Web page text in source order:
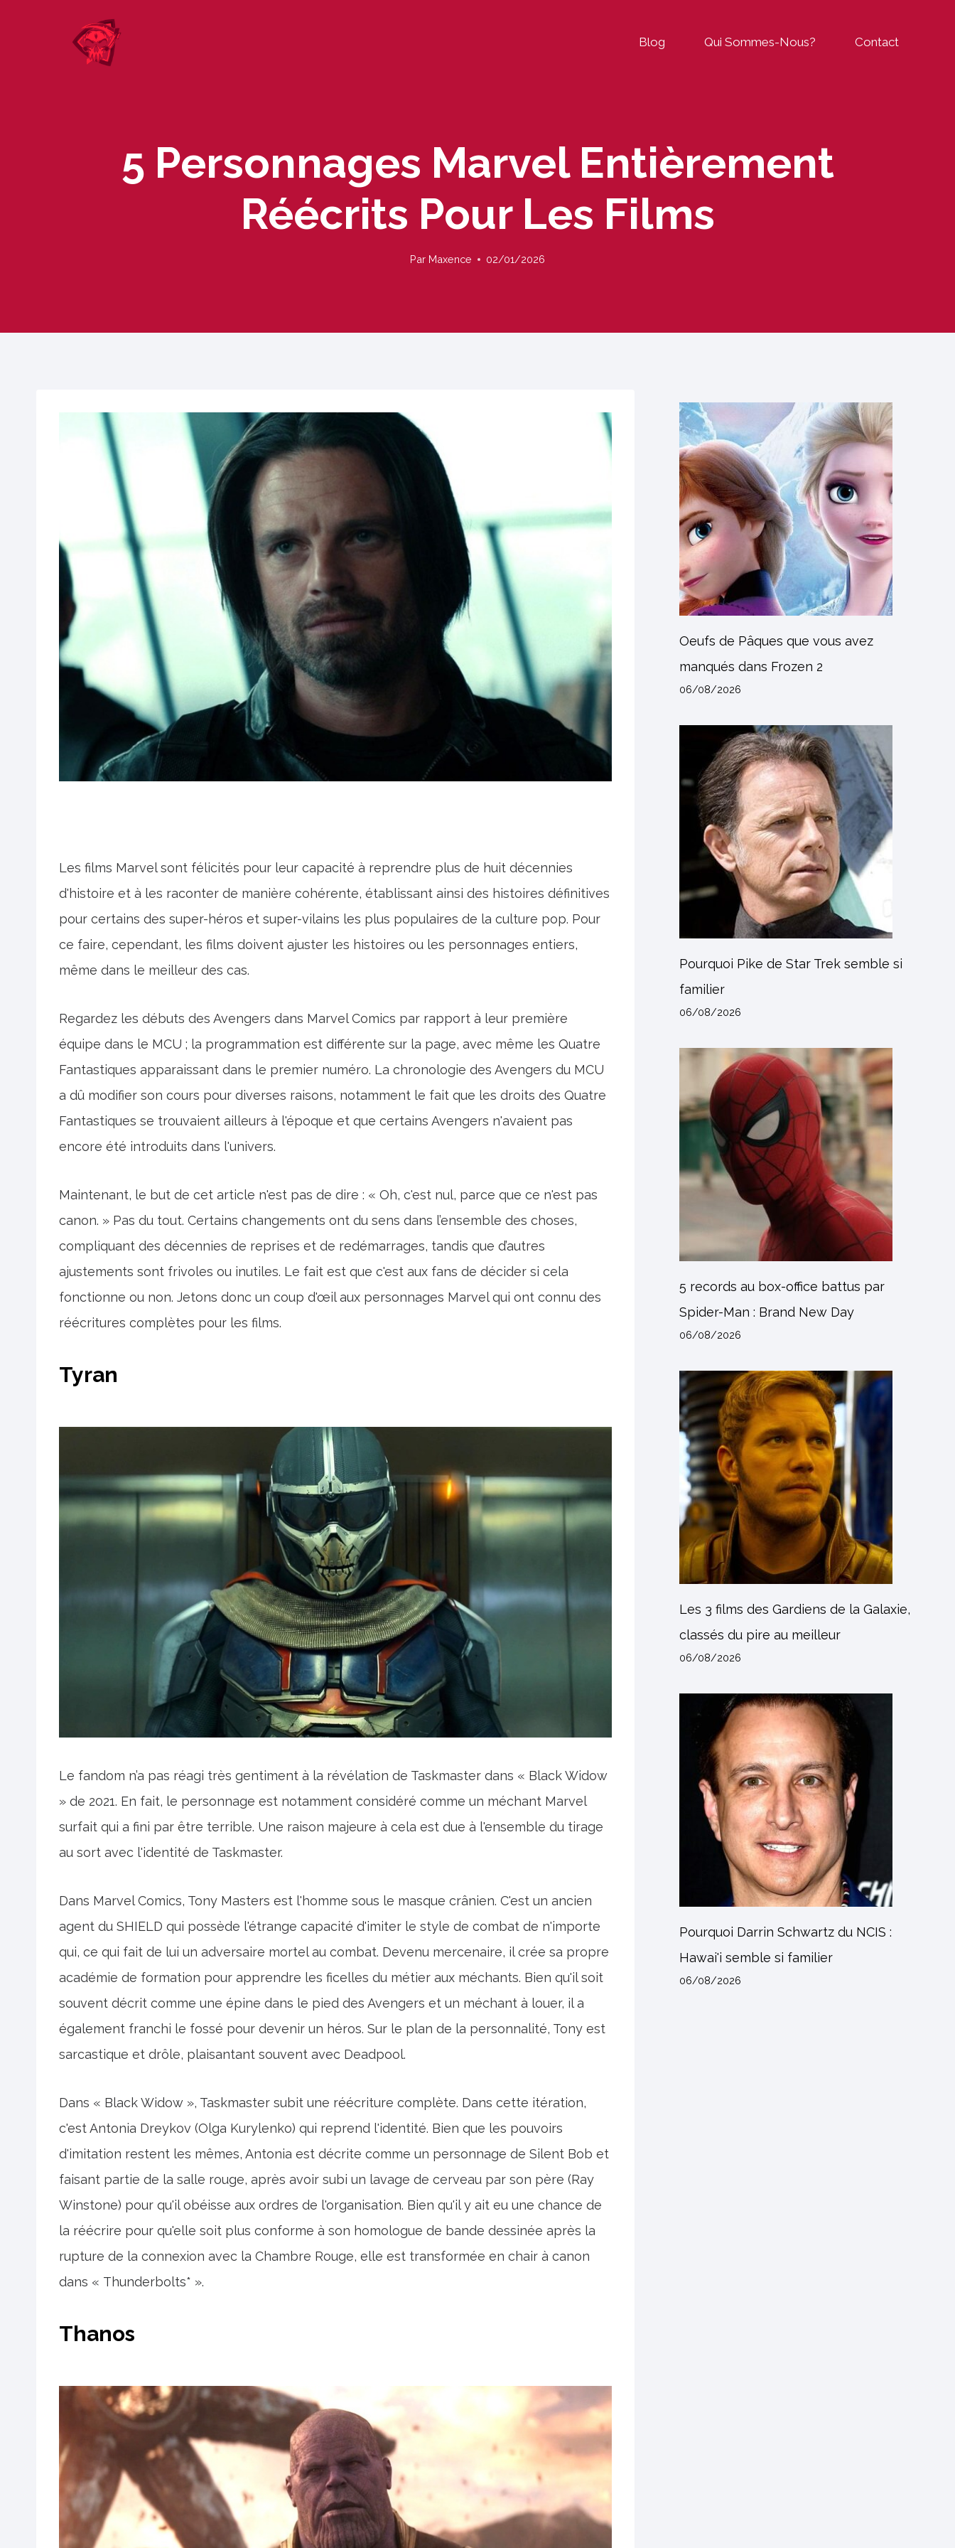
Blog Qui Sommes-Nous? Contact
5 Personnages Marvel Entièrement
Réécrits Pour Les Films
Par Maxence 02/01/2026
Les films Marvel sont félicités pour leur capacité à reprendre plus de huit décennies
d'histoire et à les raconter de manière cohérente, établissant ainsi des histoires définitives
pour certains des super-héros et super-vilains les plus populaires de la culture pop. Pour
ce faire, cependant, les films doivent ajuster les histoires ou les personnages entiers,
même dans le meilleur des cas.
Regardez les débuts des Avengers dans Marvel Comics par rapport à leur première
équipe dans le MCU ; la programmation est différente sur la page, avec même les Quatre
Fantastiques apparaissant dans le premier numéro. La chronologie des Avengers du MCU
a dû modifier son cours pour diverses raisons, notamment le fait que les droits des Quatre
Fantastiques se trouvaient ailleurs à l'époque et que certains Avengers n'avaient pas
encore été introduits dans l'univers.
Maintenant, le but de cet article n'est pas de dire : « Oh, c'est nul, parce que ce n'est pas
canon. » Pas du tout. Certains changements ont du sens dans l’ensemble des choses,
compliquant des décennies de reprises et de redémarrages, tandis que d’autres
ajustements sont frivoles ou inutiles. Le fait est que c'est aux fans de décider si cela
fonctionne ou non. Jetons donc un coup d'œil aux personnages Marvel qui ont connu des
réécritures complètes pour les films.
Tyran
Le fandom n’a pas réagi très gentiment à la révélation de Taskmaster dans « Black Widow
» de 2021. En fait, le personnage est notamment considéré comme un méchant Marvel
surfait qui a fini par être terrible. Une raison majeure à cela est due à l'ensemble du tirage
au sort avec l'identité de Taskmaster.
Dans Marvel Comics, Tony Masters est l'homme sous le masque crânien. C'est un ancien
agent du SHIELD qui possède l'étrange capacité d'imiter le style de combat de n'importe
qui, ce qui fait de lui un adversaire mortel au combat. Devenu mercenaire, il crée sa propre
académie de formation pour apprendre les ficelles du métier aux méchants. Bien qu'il soit
souvent décrit comme une épine dans le pied des Avengers et un méchant à louer, il a
également franchi le fossé pour devenir un héros. Sur le plan de la personnalité, Tony est
sarcastique et drôle, plaisantant souvent avec Deadpool.
Dans « Black Widow », Taskmaster subit une réécriture complète. Dans cette itération,
c'est Antonia Dreykov (Olga Kurylenko) qui reprend l'identité. Bien que les pouvoirs
d'imitation restent les mêmes, Antonia est décrite comme un personnage de Silent Bob et
faisant partie de la salle rouge, après avoir subi un lavage de cerveau par son père (Ray
Winstone) pour qu'il obéisse aux ordres de l'organisation. Bien qu'il y ait eu une chance de
la réécrire pour qu'elle soit plus conforme à son homologue de bande dessinée après la
rupture de la connexion avec la Chambre Rouge, elle est transformée en chair à canon
dans « Thunderbolts* ».
Thanos
Oeufs de Pâques que vous avez
manqués dans Frozen 2
06/08/2026
Pourquoi Pike de Star Trek semble si
familier
06/08/2026
5 records au box-office battus par
Spider-Man : Brand New Day
06/08/2026
Les 3 films des Gardiens de la Galaxie,
classés du pire au meilleur
06/08/2026
Pourquoi Darrin Schwartz du NCIS :
Hawai'i semble si familier
06/08/2026